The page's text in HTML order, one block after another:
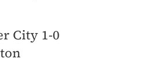
City 1-0